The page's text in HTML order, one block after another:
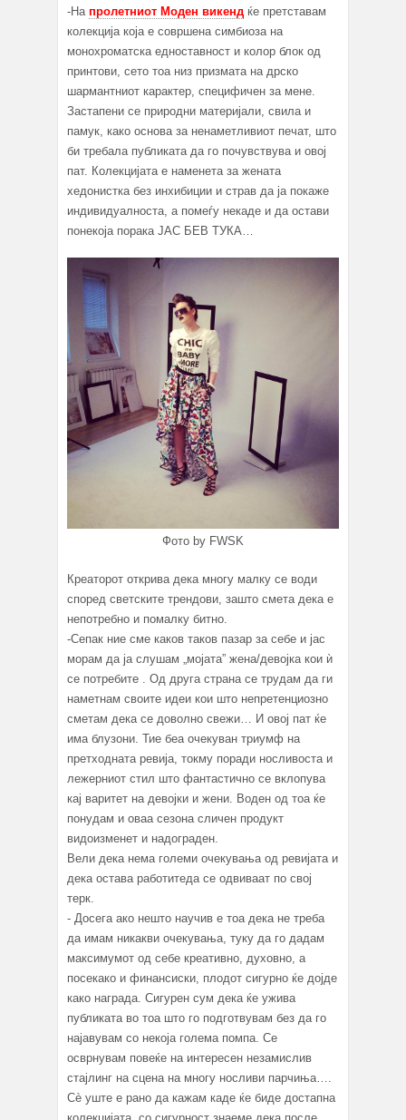
-На пролетниот Моден викенд ќе претставам
колекција која е совршена симбиоза на
монохроматска едноставност и колор блок од
принтови, сето тоа низ призмата на дрско
шармантниот карактер, специфичен за мене.
Застапени се природни материјали, свила и
памук, како основа за ненаметливиот печат, што
би требала публиката да го почувствува и овој
пат. Колекцијата е наменета за жената
хедонистка без инхибиции и страв да ја покаже
индивидуалноста, а помеѓу некаде и да остави
понекоја порака ЈАС БЕВ ТУКА…
Фото by FWSK
Креаторот открива дека многу малку се води
според светските трендови, зашто смета дека е
непотребно и помалку битно.
-Сепак ние сме каков таков пазар за себе и јас
морам да ја слушам „мојата” жена/девојка кои ѝ
се потребите . Од друга страна се трудам да ги
наметнам своите идеи кои што непретенциозно
сметам дека се доволно свежи… И овој пат ќе
има блузони. Тие беа очекуван триумф на
претходната ревија, токму поради носливоста и
лежерниот стил што фантастично се вклопува
кај варитет на девојки и жени. Воден од тоа ќе
понудам и оваа сезона сличен продукт
видоизменет и надограден.
Вели дека нема големи очекувања од ревијата и
дека остава работитеда се одвиваат по свој
терк.
- Досега ако нешто научив е тоа дека не треба
да имам никакви очекувања, туку да го дадам
максимумот од себе креативно, духовно, а
посекако и финансиски, плодот сигурно ќе дојде
како награда. Сигурен сум дека ќе ужива
публиката во тоа што го подготвувам без да го
најавувам со некоја голема помпа. Се
осврнувам повеќе на интересен незамислив
стајлинг на сцена на многу носливи парчиња….
Сè уште е рано да кажам каде ќе биде достапна